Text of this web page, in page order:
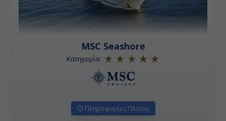
MSC Seashore
Κατηγορία:
Πληροφορίες Πλοίου